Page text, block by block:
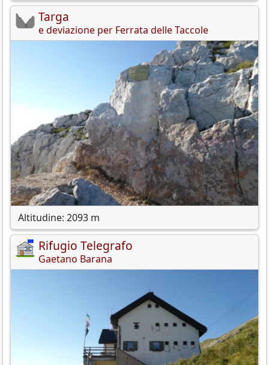
Targa
e deviazione per Ferrata delle Taccole
Altitudine: 2093 m
Rifugio Telegrafo
Gaetano Barana